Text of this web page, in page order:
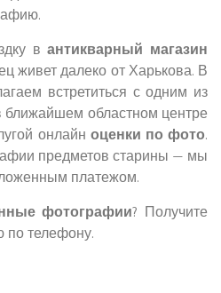
вантикварный магазин
живет далеко от Харькова. В
встретиться с одним из
ближайшем областном центре
онлайн оценки по фото.
предметов старины — мы
платежом.
фотографии? Получите
по телефону.